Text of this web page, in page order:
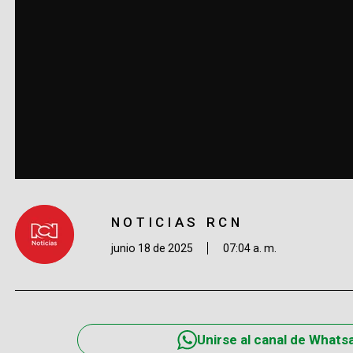
NOTICIAS RCN
junio 18 de 2025 07:04 a. m.
Unirse al canal de